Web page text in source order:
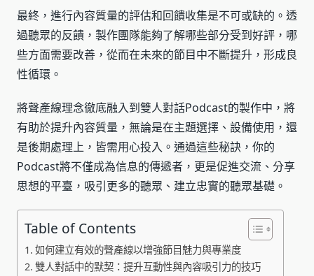
最終，進行內容質量的評估和回饋收集是不可或缺的。透
過聽眾的反饋，製作團隊能夠了解哪些部分受到好評，哪
些方面需要改善，從而在未來的節目中不斷提升，形成良
性循環。
將聲產線理念徹底融入到雙人對話Podcast的製作中，將
有助於提升內容質量，無論是在主題選擇、設備使用，還
是後期處理上，皆需用心投入。通過這些秘訣，你的
Podcast將不僅成為信息的傳遞者，更是促進交流、分享
思想的平臺，吸引更多的聽眾、建立忠實的聽眾基礎。
Table of Contents
如何建立有效的聲產線以增強節目魅力與專業度
雙人對話中的默契：提升互動性與內容吸引力的技巧